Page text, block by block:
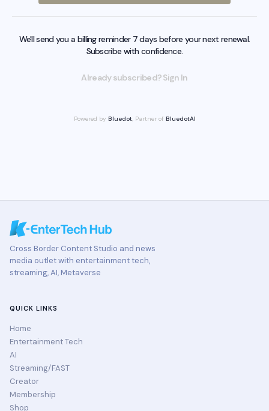
We'll send you a billing reminder 7 days before your next renewal.
Subscribe with confidence.
Already subscribed? Sign In
Powered by Bluedot, Partner of BluedotAI
Cross Border Content Studio and news
media outlet with entertainment tech,
streaming, AI, Metaverse
QUICK LINKS
Home
Entertainment Tech
AI
Streaming/FAST
Creator
Membership
Shop